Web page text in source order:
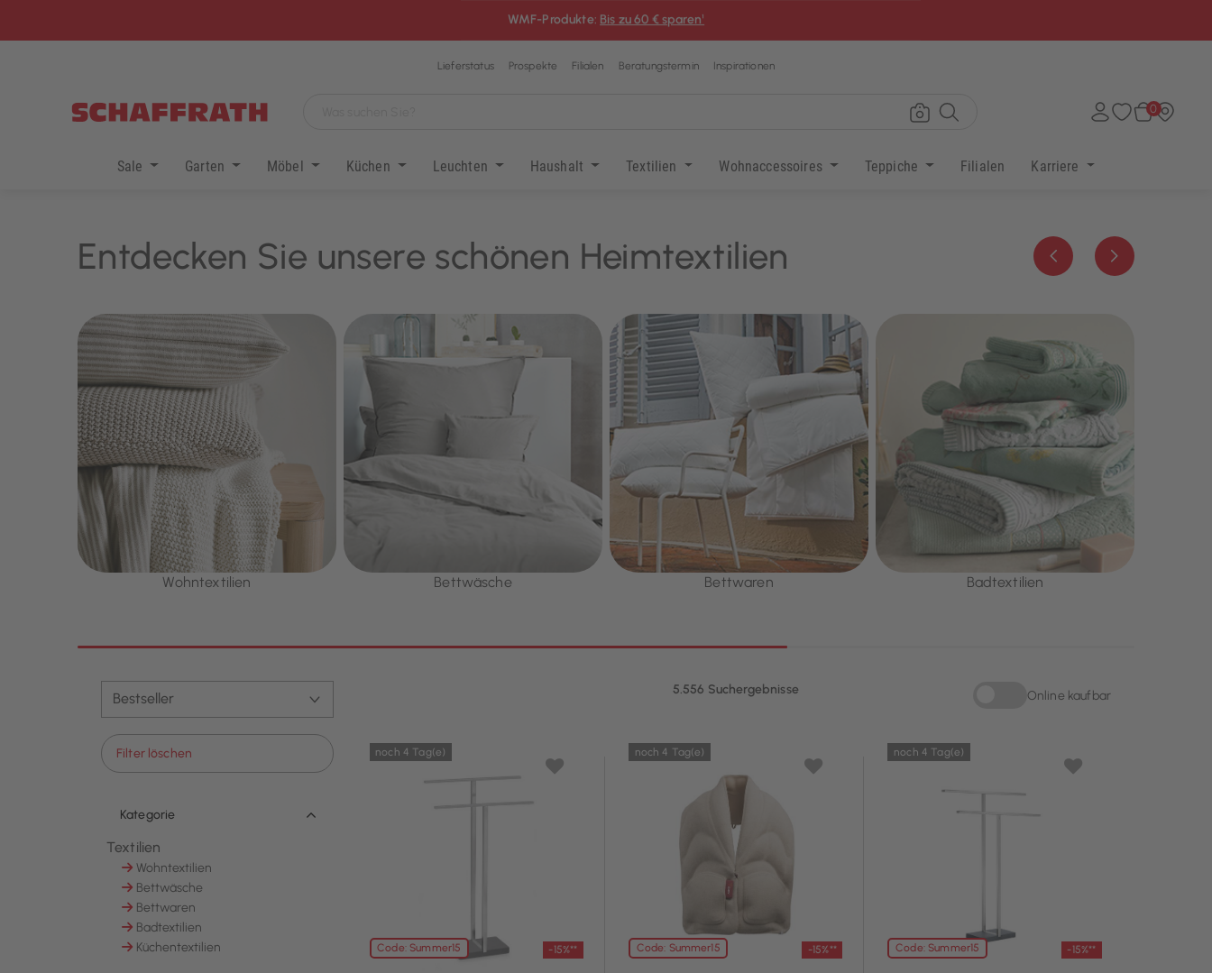
WMF-Produkte: Bis zu 60 € sparen¹
Lieferstatus Prospekte Filialen Beratungstermin Inspirationen
0
Sale Garten Möbel Küchen Leuchten Haushalt Textilien Wohnaccessoires Teppiche Filialen Karriere
Entdecken Sie unsere schönen Heimtextilien Zurück Weiter
Wohntextilien Bettwäsche Bettwaren Badtextilien
5.556 Suchergebnisse Online kaufbar
Sortieren nach Online kaufbar: Online
Filter löschen
Kategorie
Textilien
Ausgewählt Derzeit verfeinert von Kategorie: Textilien
Wohntextilien
Sortieren nach Kategorie: Wohntextilien
Bettwäsche
Sortieren nach Kategorie: Bettwäsche
Bettwaren
Sortieren nach Kategorie: Bettwaren
Badtextilien
Sortieren nach Kategorie: Badtextilien
Küchentextilien
Sortieren nach Kategorie: Küchentextilien
Code: Summer15 -15%**
noch 4 Tag(e)
Code: Summer15 -15%**
noch 4 Tag(e)
Code: Summer15 -15%**
noch 4 Tag(e)